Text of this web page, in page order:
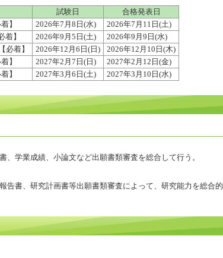
試験日
合格発表日
】 2026年7月8日(水)
2026年7月11日(土)
着】 2026年9月5日(土)
2026年9月9日(水)
必着】 2026年12月6日(日)
2026年12月10日(木)
】 2027年2月7日(日)
2027年2月12日(金)
】 2027年3月6日(土) 2027年3月10日(水)
学業成績、小論文など出願書類審査を総合して行う。
告書、研究計画書等出願書類審査によって、研究能力を総合的